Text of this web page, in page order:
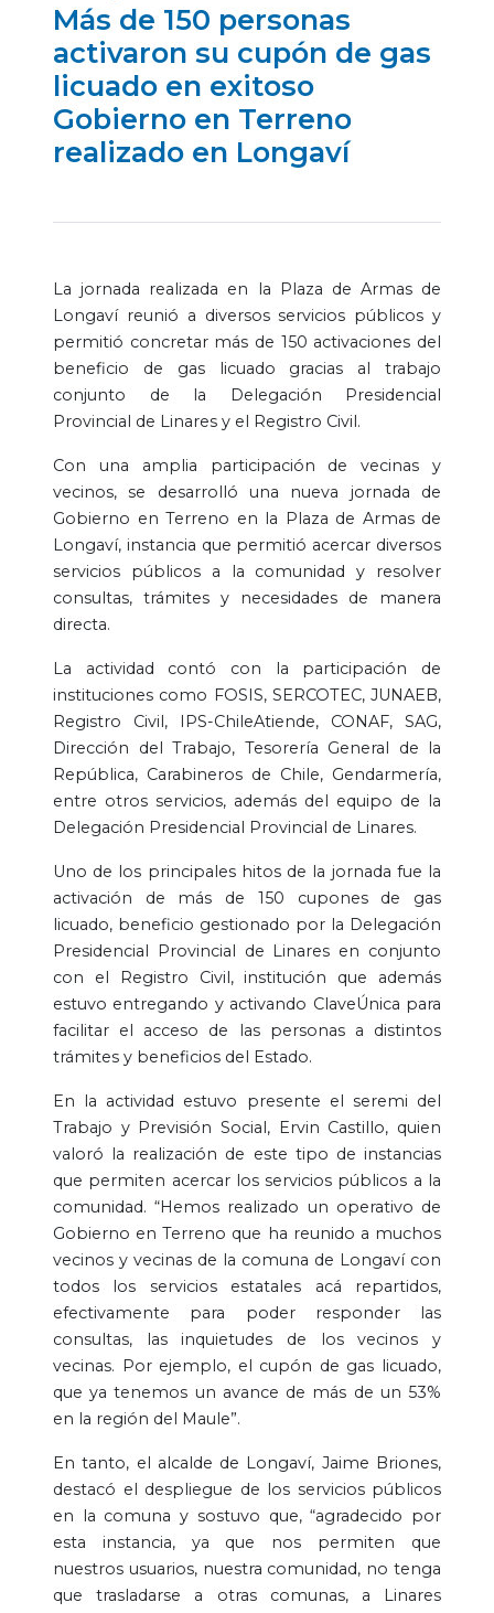
Más de 150 personas
activaron su cupón de gas
licuado en exitoso
Gobierno en Terreno
realizado en Longaví
La jornada realizada en la Plaza de Armas de
Longaví reunió a diversos servicios públicos y
permitió concretar más de 150 activaciones del
beneficio de gas licuado gracias al trabajo
conjunto de la Delegación Presidencial
Provincial de Linares y el Registro Civil.
Con una amplia participación de vecinas y
vecinos, se desarrolló una nueva jornada de
Gobierno en Terreno en la Plaza de Armas de
Longaví, instancia que permitió acercar diversos
servicios públicos a la comunidad y resolver
consultas, trámites y necesidades de manera
directa.
La actividad contó con la participación de
instituciones como FOSIS, SERCOTEC, JUNAEB,
Registro Civil, IPS-ChileAtiende, CONAF, SAG,
Dirección del Trabajo, Tesorería General de la
República, Carabineros de Chile, Gendarmería,
entre otros servicios, además del equipo de la
Delegación Presidencial Provincial de Linares.
Uno de los principales hitos de la jornada fue la
activación de más de 150 cupones de gas
licuado, beneficio gestionado por la Delegación
Presidencial Provincial de Linares en conjunto
con el Registro Civil, institución que además
estuvo entregando y activando ClaveÚnica para
facilitar el acceso de las personas a distintos
trámites y beneficios del Estado.
En la actividad estuvo presente el seremi del
Trabajo y Previsión Social, Ervin Castillo, quien
valoró la realización de este tipo de instancias
que permiten acercar los servicios públicos a la
comunidad. “Hemos realizado un operativo de
Gobierno en Terreno que ha reunido a muchos
vecinos y vecinas de la comuna de Longaví con
todos los servicios estatales acá repartidos,
efectivamente para poder responder las
consultas, las inquietudes de los vecinos y
vecinas. Por ejemplo, el cupón de gas licuado,
que ya tenemos un avance de más de un 53%
en la región del Maule”.
En tanto, el alcalde de Longaví, Jaime Briones,
destacó el despliegue de los servicios públicos
en la comuna y sostuvo que, “agradecido por
esta instancia, ya que nos permiten que
nuestros usuarios, nuestra comunidad, no tenga
que trasladarse a otras comunas, a Linares